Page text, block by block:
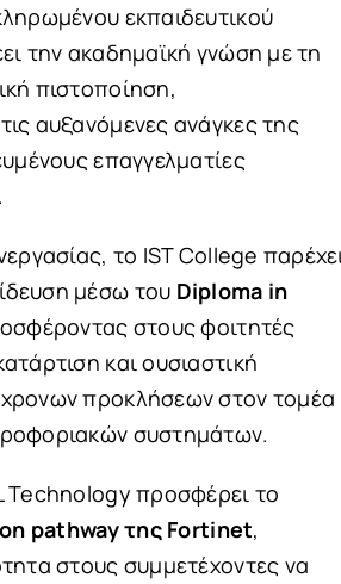
εκπαιδευτικού
την ακαδημαϊκή γνώση με τη
πιστοποίηση,
αυξανόμενες ανάγκες της
επαγγελματίες
το IST College
μέσω του Diploma in
στους φοιτητές
και ουσιαστική
προκλήσεων στον τομέα
συστημάτων.
Technology προσφέρει το
pathway της Fortinet,
στους συμμετέχοντες να